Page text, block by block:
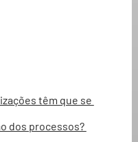
têm que se
dos processos?